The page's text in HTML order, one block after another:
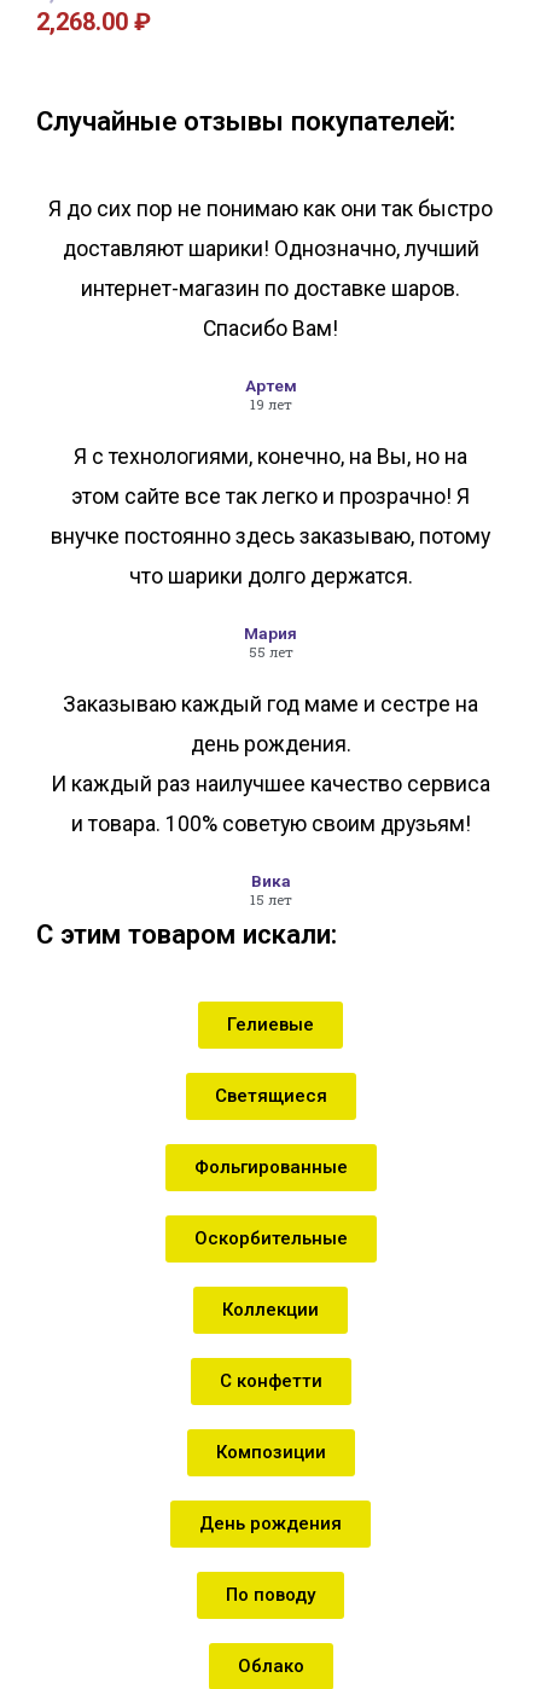
2,268.00 ₽
Случайные отзывы покупателей:
Я до сих пор не понимаю как они так быстро
доставляют шарики! Однозначно, лучший
интернет-магазин по доставке шаров.
Спасибо Вам!
Артем
19 лет
Я с технологиями, конечно, на Вы, но на
этом сайте все так легко и прозрачно! Я
внучке постоянно здесь заказываю, потому
что шарики долго держатся.
Мария
55 лет
Заказываю каждый год маме и сестре на
день рождения.
И каждый раз наилучшее качество сервиса
и товара. 100% советую своим друзьям!
Вика
15 лет
С этим товаром искали:
Гелиевые
Светящиеся
Фольгированные
Оскорбительные
Коллекции
С конфетти
Композиции
День рождения
По поводу
Облако